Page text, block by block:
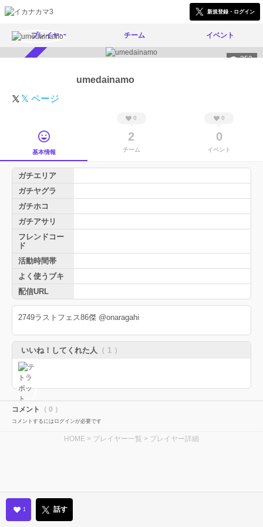
新規登録・ログイン
プレイヤー チーム イベント
353
umedainamo
𝕏 ページ
基本情報
0
2
チーム
0
0
イベント
ガチエリア
ガチヤグラ
ガチホコ
ガチアサリ
フレンドコー
ド
活動時間帯
よく使うブキ
配信URL
2749ラストフェス86傑 @onaragahi
いいね！してくれた人 （ 1 ）
コメント （ 0 ）
コメントするにはログインが必要です
HOME > プレイヤー一覧 > プレイヤー詳細
1 話す